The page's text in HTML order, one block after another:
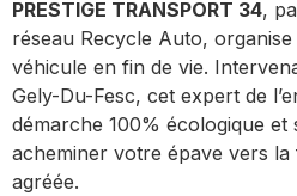
PRESTIGE TRANSPORT 34,
réseau Recycle Auto,
véhicule en fin de vie.
Gely-Du-Fesc, cet expert de
démarche 100% écologique
acheminer votre épave vers la
agréée.